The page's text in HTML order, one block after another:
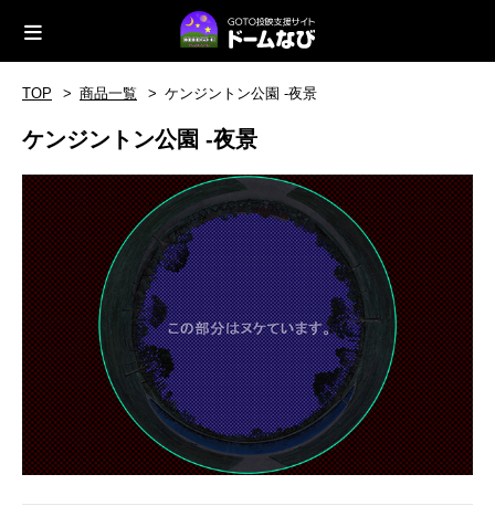
TOP 商品一覧 ケンジントン公園 -夜景
ケンジントン公園 -夜景